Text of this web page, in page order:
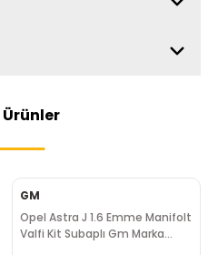
Ürünler
GM
Opel Astra J 1.6 Emme Manifolt
Valfi Kit Subaplı Gm Marka